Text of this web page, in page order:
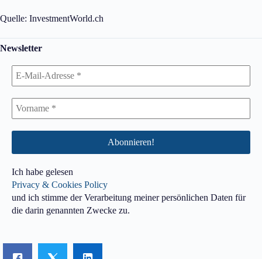
Quelle: InvestmentWorld.ch
Newsletter
Ich habe gelesen
Privacy & Cookies Policy
und ich stimme der Verarbeitung meiner persönlichen Daten für
die darin genannten Zwecke zu.